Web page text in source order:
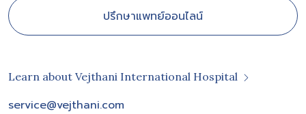
ปรึกษาแพทย์ออนไลน์
Learn about Vejthani International Hospital
service@vejthani.com